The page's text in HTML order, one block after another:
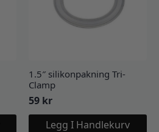
1.5″ silikonpakning Tri-
Clamp
59 kr
Legg I Handlekurv